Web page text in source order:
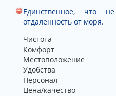
Единственное, что
отдаленность от моря.
Чистота
Комфорт
Местоположение
Удобства
Персонал
Цена/качество